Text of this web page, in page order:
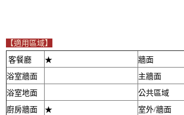
【適用區域】
客餐廳
★ 牆面
浴室牆面
主牆面
浴室地面
公共區域
廚房牆面
★ 室外/牆面